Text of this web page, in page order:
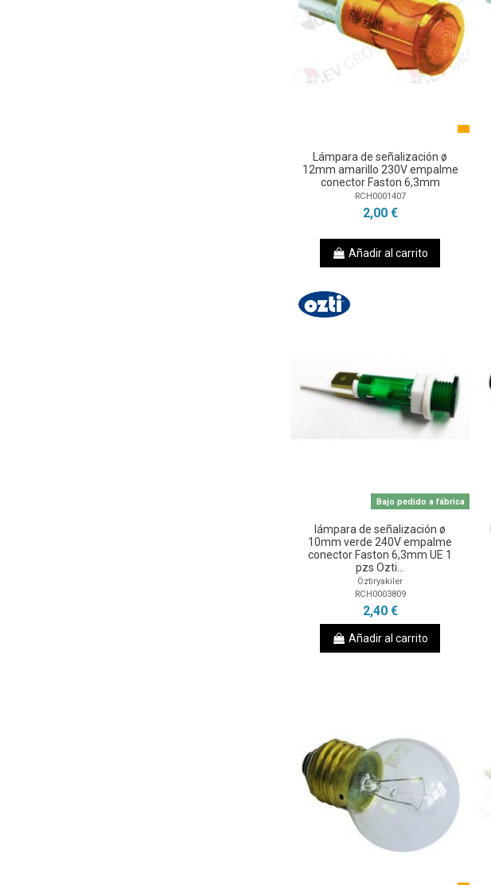
Lámpara de señalización ø
12mm amarillo 230V empalme
conector Faston 6,3mm
RCH0001407
2,00 €
Añadir al carrito
Bajo pedido a fábrica
lámpara de señalización ø
10mm verde 240V empalme
conector Faston 6,3mm UE 1
pzs Ozti...
Öztiryakiler
RCH0003809
2,40 €
Añadir al carrito